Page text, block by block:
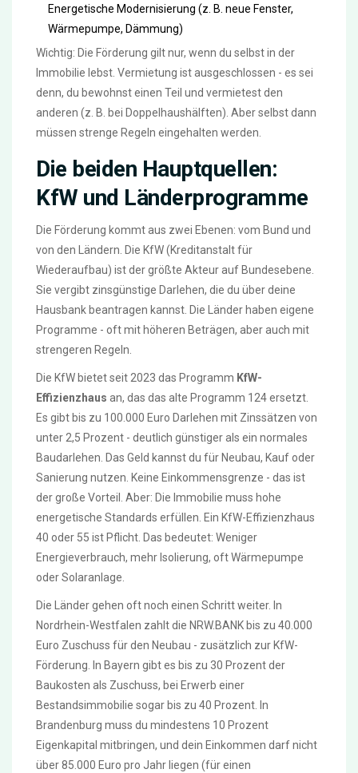
Energetische Modernisierung (z. B. neue Fenster,
Wärmepumpe, Dämmung)
Wichtig: Die Förderung gilt nur, wenn du selbst in der
Immobilie lebst. Vermietung ist ausgeschlossen - es sei
denn, du bewohnst einen Teil und vermietest den
anderen (z. B. bei Doppelhaushälften). Aber selbst dann
müssen strenge Regeln eingehalten werden.
Die beiden Hauptquellen:
KfW und Länderprogramme
Die Förderung kommt aus zwei Ebenen: vom Bund und
von den Ländern. Die KfW (Kreditanstalt für
Wiederaufbau) ist der größte Akteur auf Bundesebene.
Sie vergibt zinsgünstige Darlehen, die du über deine
Hausbank beantragen kannst. Die Länder haben eigene
Programme - oft mit höheren Beträgen, aber auch mit
strengeren Regeln.
Die KfW bietet seit 2023 das Programm KfW-
Effizienzhaus an, das das alte Programm 124 ersetzt.
Es gibt bis zu 100.000 Euro Darlehen mit Zinssätzen von
unter 2,5 Prozent - deutlich günstiger als ein normales
Baudarlehen. Das Geld kannst du für Neubau, Kauf oder
Sanierung nutzen. Keine Einkommensgrenze - das ist
der große Vorteil. Aber: Die Immobilie muss hohe
energetische Standards erfüllen. Ein KfW-Effizienzhaus
40 oder 55 ist Pflicht. Das bedeutet: Weniger
Energieverbrauch, mehr Isolierung, oft Wärmepumpe
oder Solaranlage.
Die Länder gehen oft noch einen Schritt weiter. In
Nordrhein-Westfalen zahlt die NRW.BANK bis zu 40.000
Euro Zuschuss für den Neubau - zusätzlich zur KfW-
Förderung. In Bayern gibt es bis zu 30 Prozent der
Baukosten als Zuschuss, bei Erwerb einer
Bestandsimmobilie sogar bis zu 40 Prozent. In
Brandenburg muss du mindestens 10 Prozent
Eigenkapital mitbringen, und dein Einkommen darf nicht
über 85.000 Euro pro Jahr liegen (für einen